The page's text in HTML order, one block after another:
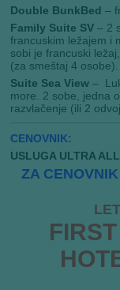
Double BunkBed –
Family Suite SV – 2
francuskim ležajem i
sobi je francuski
(za smeštaj 4 osobe).
Suite Sea View –
more. 2 sobe, jedna
razvlačenje (ili 2
CENOVNIK:
USLUGA ULTRA
ZA